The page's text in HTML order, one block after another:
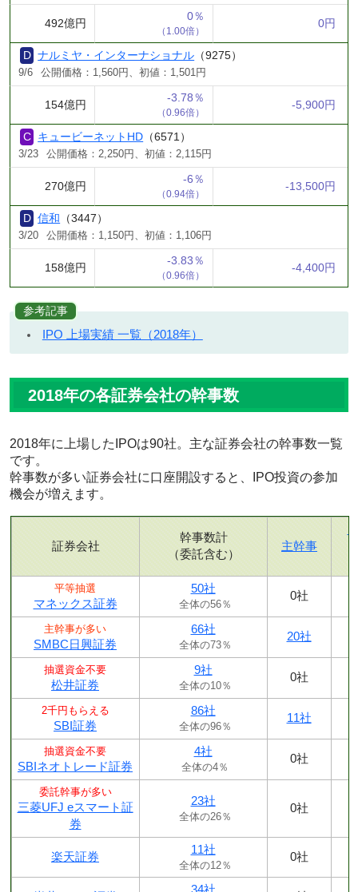
492億円
0％
（1.00倍）
0円
ナルミヤ・インターナショナル （9275）
9/6 公開価格：1,560円、初値：1,501円
154億円
-3.78％
（0.96倍）
-5,900円
キュービーネットHD （6571）
3/23 公開価格：2,250円、初値：2,115円
270億円
-6％
（0.94倍）
-13,500円
信和 （3447）
3/20 公開価格：1,150円、初値：1,106円
158億円
-3.83％
（0.96倍）
-4,400円
参考記事
IPO 上場実績 一覧（2018年）
2018年の各証券会社の幹事数
2018年に上場したIPOは90社。主な証券会社の幹事数一覧
です。
幹事数が多い証券会社に口座開設すると、IPO投資の参加
機会が増えます。
証券会社
幹事数計
（委託含む）
主幹事
平等抽選
マネックス証券
50社
全体の56％
0社
主幹事が多い
SMBC日興証券
66社
全体の73％
20社
抽選資金不要
松井証券
9社
全体の10％
0社
2千円もらえる
SBI証券
86社
全体の96％
11社
抽選資金不要
SBIネオトレード証券
4社
全体の4％
0社
委託幹事が多い
三菱UFJ eスマート証
券
23社
全体の26％
0社
楽天証券
11社
全体の12％
0社